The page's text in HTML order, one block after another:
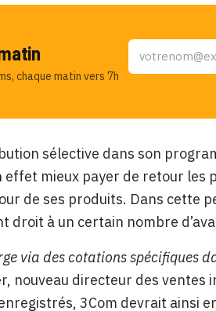
chaque matin vers 7h
sélective dans son
effet mieux payer de retour
de ses produits. Dans cette
droit à un certain nombre
via des cotations spécifiques
nouveau directeur des ventes
3Com devrait ainsi